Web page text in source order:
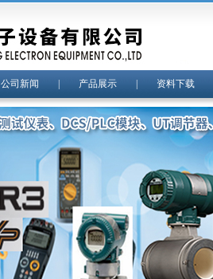
公司新闻 产品展示 资料下载